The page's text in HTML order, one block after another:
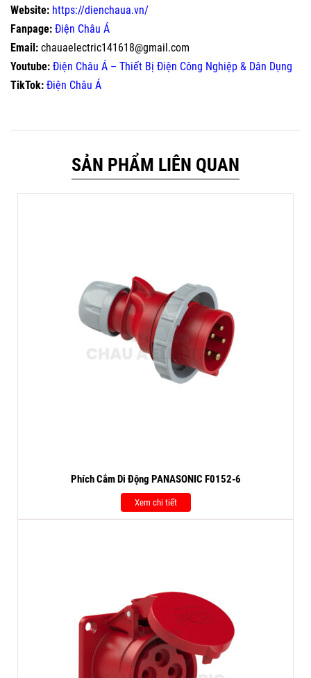
Website: https://dienchaua.vn/
Fanpage: Điện Châu Á
Email: chauaelectric141618@gmail.com
Youtube: Điện Châu Á – Thiết Bị Điện Công Nghiệp & Dân Dụng
TikTok: Điện Châu Á
SẢN PHẨM LIÊN QUAN
Phích Cắm Di Động PANASONIC F0152-6
Xem chi tiết